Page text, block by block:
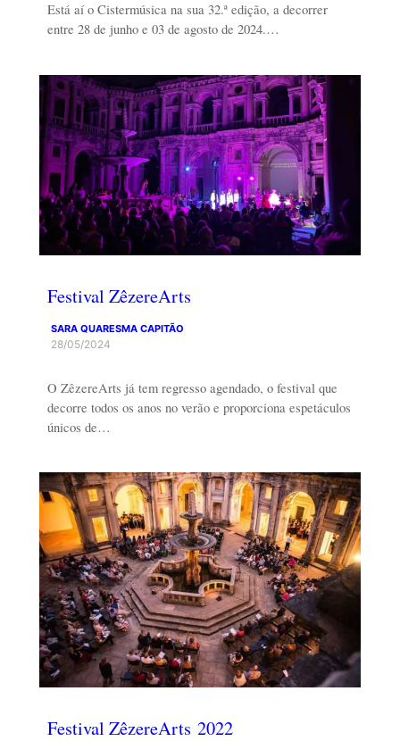
Está aí o Cistermúsica na sua 32.ª edição, a decorrer
entre 28 de junho e 03 de agosto de 2024.…
Festival ZêzereArts
SARA QUARESMA CAPITÃO
28/05/2024
O ZêzereArts já tem regresso agendado, o festival que
decorre todos os anos no verão e proporciona espetáculos
únicos de…
Festival ZêzereArts 2022